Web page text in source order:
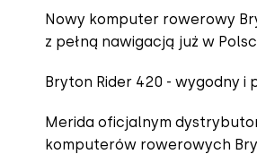
Nowy komputer rowerowy
z pełną nawigacją już w
Bryton Rider 420 - wygodny i
Merida oficjalnym
komputerów rowerowych